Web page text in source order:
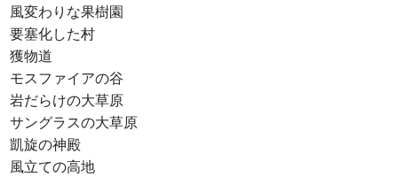
風変わりな果樹園
要塞化した村
獲物道
モスファイアの谷
岩だらけの大草原
サングラスの大草原
凱旋の神殿
風立ての高地